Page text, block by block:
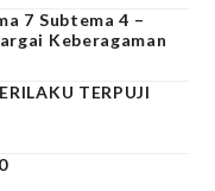
7 Subtema 4 –
Keberagaman
TERPUJI